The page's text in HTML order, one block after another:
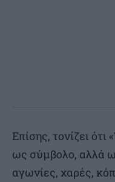
Επίσης, τονίζει
ως σύμβολο, αλλά
αγωνίες, χαρές,